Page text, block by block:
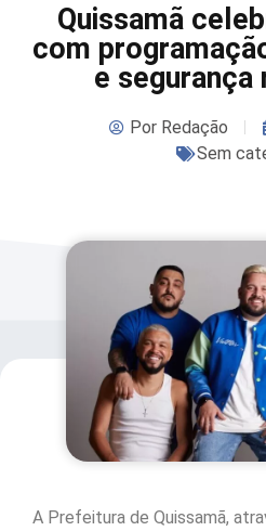
Quissamã
com
e
PorRedação
Sem
A Prefeitura de Quissamã,